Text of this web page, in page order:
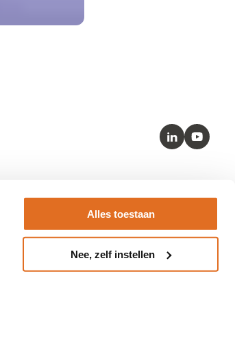
Alles toestaan
Nee, zelf instellen
LinkedInYoutube
Kernstandaarden
– HL7 FHIR